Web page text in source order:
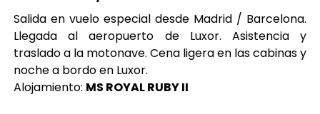
Salida en vuelo especial desde Madrid / Barcelona.
Llegada al aeropuerto de Luxor. Asistencia y
traslado a la motonave. Cena ligera en las cabinas y
noche a bordo en Luxor.
Alojamiento: MS ROYAL RUBY II